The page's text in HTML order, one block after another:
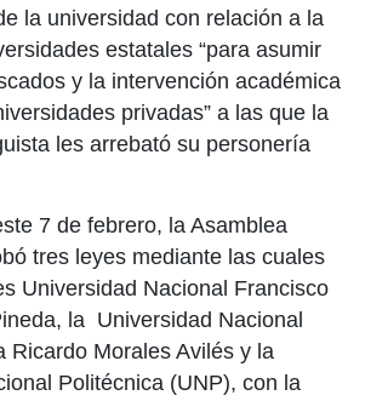
la universidad con relación a la
estatales “para asumir
y la intervención académica
privadas” a las que la
les arrebató su personería
7 de febrero, la Asamblea
tres leyes mediante las cuales
Universidad Nacional Francisco
la Universidad Nacional
Ricardo Morales Avilés y la
Politécnica (UNP), con la